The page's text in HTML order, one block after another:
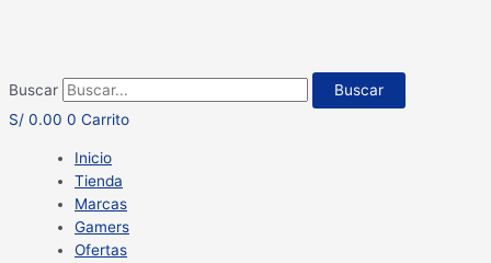
Buscar
Buscar
S/ 0.00 0 Carrito
Inicio
Tienda
Marcas
Gamers
Ofertas